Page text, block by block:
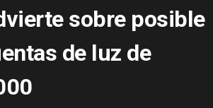
sobre posible
de luz de